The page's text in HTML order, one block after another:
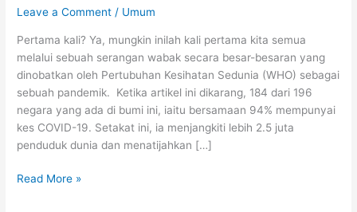
Leave a Comment / Umum
Pertama kali? Ya, mungkin inilah kali pertama kita semua
melalui sebuah serangan wabak secara besar-besaran yang
dinobatkan oleh Pertubuhan Kesihatan Sedunia (WHO) sebagai
sebuah pandemik. Ketika artikel ini dikarang, 184 dari 196
negara yang ada di bumi ini, iaitu bersamaan 94% mempunyai
kes COVID-19. Setakat ini, ia menjangkiti lebih 2.5 juta
penduduk dunia dan menatijahkan […]
Wabak-
Read More »